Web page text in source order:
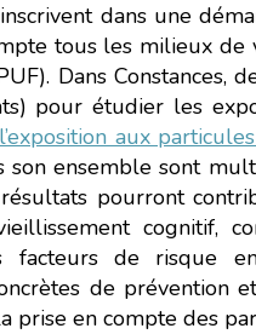
dans une
tous les milieux de
Dans Constances,
pour étudier les
aux
son ensemble sont
pourront
cognitif,
facteurs de risque
de prévention
prise en compte des